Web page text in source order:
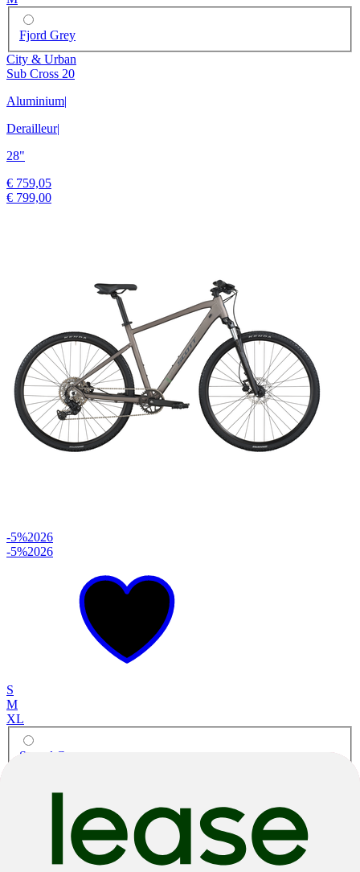
Fjord Grey
City & Urban
Sub Cross 20
Aluminium|
Derailleur|
28"
€ 759,05
€ 799,00
-5%2026
-5%2026
S
M
XL
Sword Grey
Sub Cross 30